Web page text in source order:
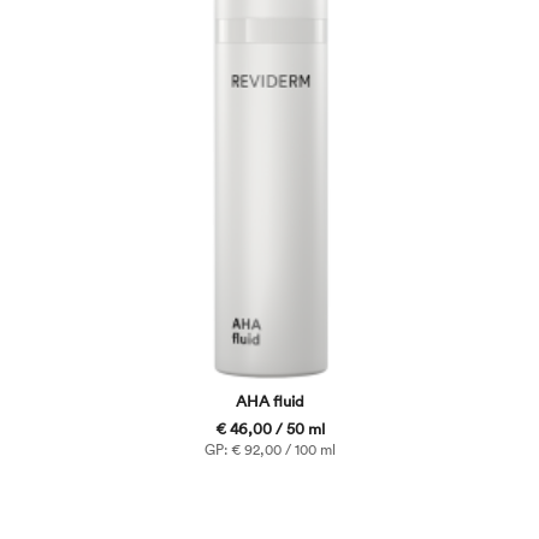
AHA fluid
€ 46,00 / 50 ml
GP: € 92,00 / 100 ml